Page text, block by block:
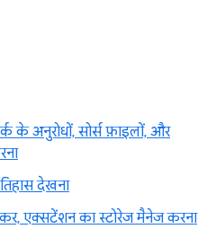
के अनुरोधों, सोर्स फ़ाइलों, और
देखना
एक्सटेंशन का स्टोरेज मैनेज करना